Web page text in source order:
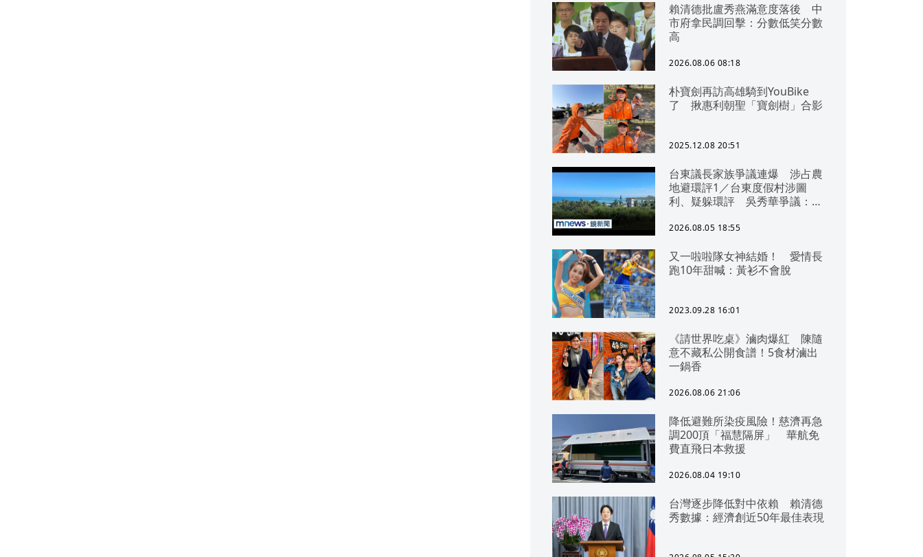
賴清德批盧秀燕滿意度落後 中
市府拿民調回擊：分數低笑分數
高
2026.08.06 08:18
朴寶劍再訪高雄騎到YouBike
了 揪惠利朝聖「寶劍樹」合影
2025.12.08 20:51
台東議長家族爭議連爆 涉占農
地避環評1／台東度假村涉圖
利、疑躲環評 吳秀華爭議：概
2026.08.05 18:55
又一啦啦隊女神結婚！ 愛情長
跑10年甜喊：黃衫不會脫
2023.09.28 16:01
《請世界吃桌》滷肉爆紅 陳隨
意不藏私公開食譜！5食材滷出
一鍋香
2026.08.06 21:06
降低避難所染疫風險！慈濟再急
調200頂「福慧隔屏」 華航免
費直飛日本救援
2026.08.04 19:10
台灣逐步降低對中依賴 賴清德
秀數據：經濟創近50年最佳表現